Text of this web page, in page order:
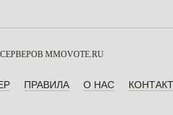
MMOVOTE.RU
ПРАВИЛА О НАС